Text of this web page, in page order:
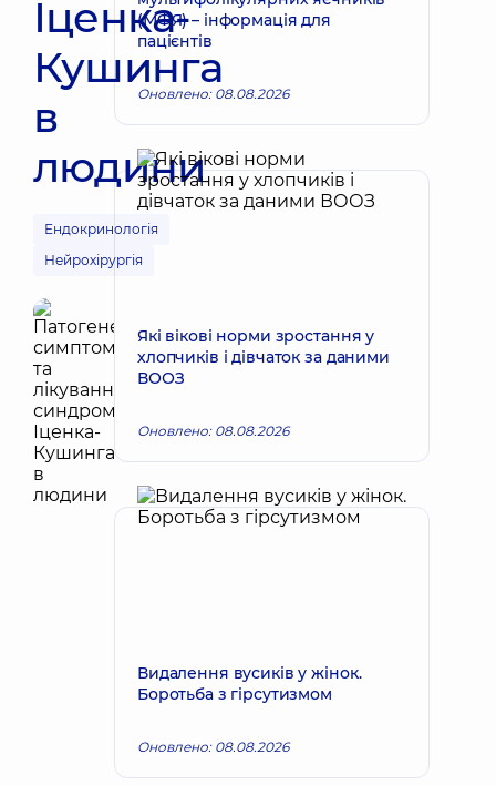
Іценка-
Кушинга
в
людини
Ендокринологія
Нейрохірургія
(МФЯ) – інформація для
пацієнтів
Оновлено: 08.08.2026
Які вікові норми зростання у
хлопчиків і дівчаток за даними
ВООЗ
Оновлено: 08.08.2026
Видалення вусиків у жінок.
Боротьба з гірсутизмом
Оновлено: 08.08.2026